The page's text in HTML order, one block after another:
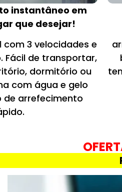
instantâneo em
que desejar!
3 velocidades e
Fácil de transportar,
dormitório ou
com água e gelo
de arrefecimento